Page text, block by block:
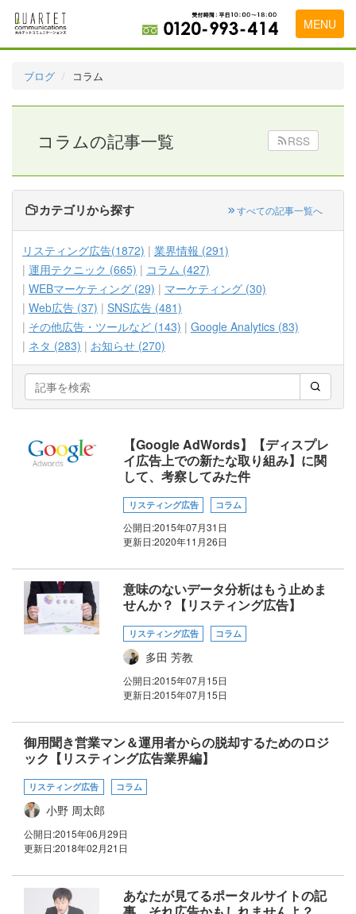
MENU
代理店の乗り換えをお考えの方
広告代理店・HP制作会社様へ
お申し込みから運用開始までの流れ
会社概要
お問い合わせ
ブログ コラム
コラムの記事一覧 RSS
カテゴリから探す すべての記事一覧へ
リスティング広告(1872)
業界情報 (291)
運用テクニック (665)
コラム (427)
WEBマーケティング (29)
マーケティング (30)
Web広告 (37)
SNS広告 (481)
その他広告・ツールなど (143)
Google Analytics (83)
ネタ (283)
お知らせ (270)
【Google AdWords】【ディスプレ
イ広告上での新たな取り組み】に関
して、考察してみた件
リスティング広告 コラム
公開日:2015年07月31日
更新日:2020年11月26日
意味のないデータ分析はもう止めま
せんか？【リスティング広告】
リスティング広告 コラム
多田 芳教
公開日:2015年07月15日
更新日:2015年07月15日
御用聞き営業マン＆運用者からの脱却するためのロジ
ック【リスティング広告業界編】
リスティング広告 コラム
小野 周太郎
公開日:2015年06月29日
更新日:2018年02月21日
あなたが見てるポータルサイトの記